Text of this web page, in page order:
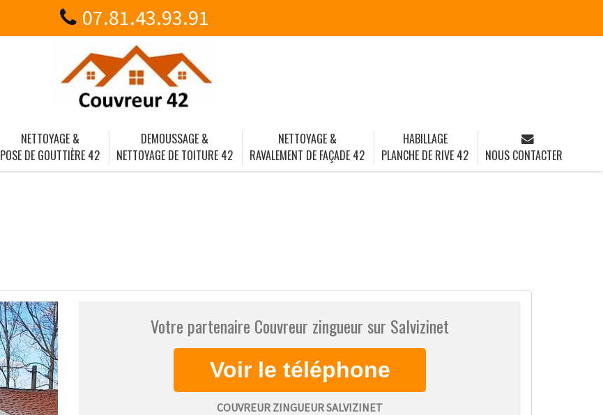
07.81.43.93.91
NETTOYAGE &
POSE DE GOUTTIÈRE 42
DEMOUSSAGE &
NETTOYAGE DE TOITURE 42
NETTOYAGE &
RAVALEMENT DE FAÇADE 42
HABILLAGE
PLANCHE DE RIVE 42
NOUS CONTACTER
Votre partenaire Couvreur zingueur sur Salvizinet
COUVREUR ZINGUEUR SALVIZINET